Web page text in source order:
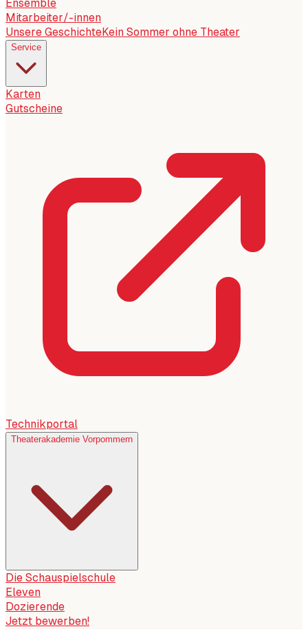
Ensemble
Mitarbeiter/-innen
Unsere GeschichteKein Sommer ohne Theater
Service
Karten
Gutscheine
Technikportal
Theaterakademie Vorpommern
Die Schauspielschule
Eleven
Dozierende
Jetzt bewerben!